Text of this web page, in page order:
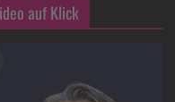
auf Klick